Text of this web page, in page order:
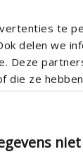
te
delen we
Deze
ze
niet
windows